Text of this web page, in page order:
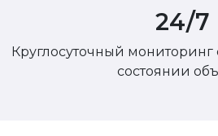
24/7
Круглосуточный
состоянии